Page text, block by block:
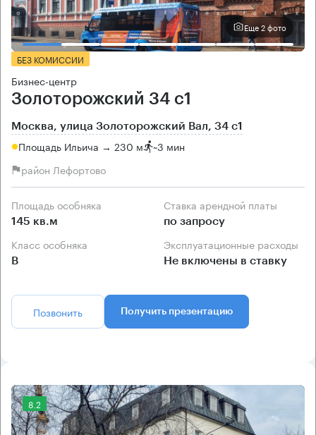
Еще 2 фото
БЕЗ КОМИССИИ
Бизнес-центр
Золоторожский 34 с1
Москва, улица Золоторожский Вал, 34 с1
Площадь Ильича → 230 м ~3 мин
район Лефортово
Площадь особняка
145 кв.м
Ставка арендной платы
по запросу
Класс особняка
B
Эксплуатационные расходы
Не включены в ставку
Позвонить Получить презентацию
8.2